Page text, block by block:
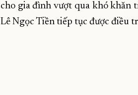
cho gia đình vượt qua khó khăn
Lê Ngọc Tiền tiếp tục được điều